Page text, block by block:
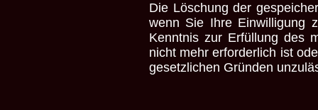
Die Löschung der
wenn Sie Ihre Einwilligung
Kenntnis zur Erfüllung des
nicht mehr erforderlich ist
gesetzlichen Gründen